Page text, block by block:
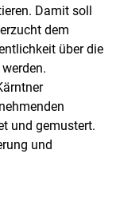
Damit soll
dem
über die
und gemustert.
und